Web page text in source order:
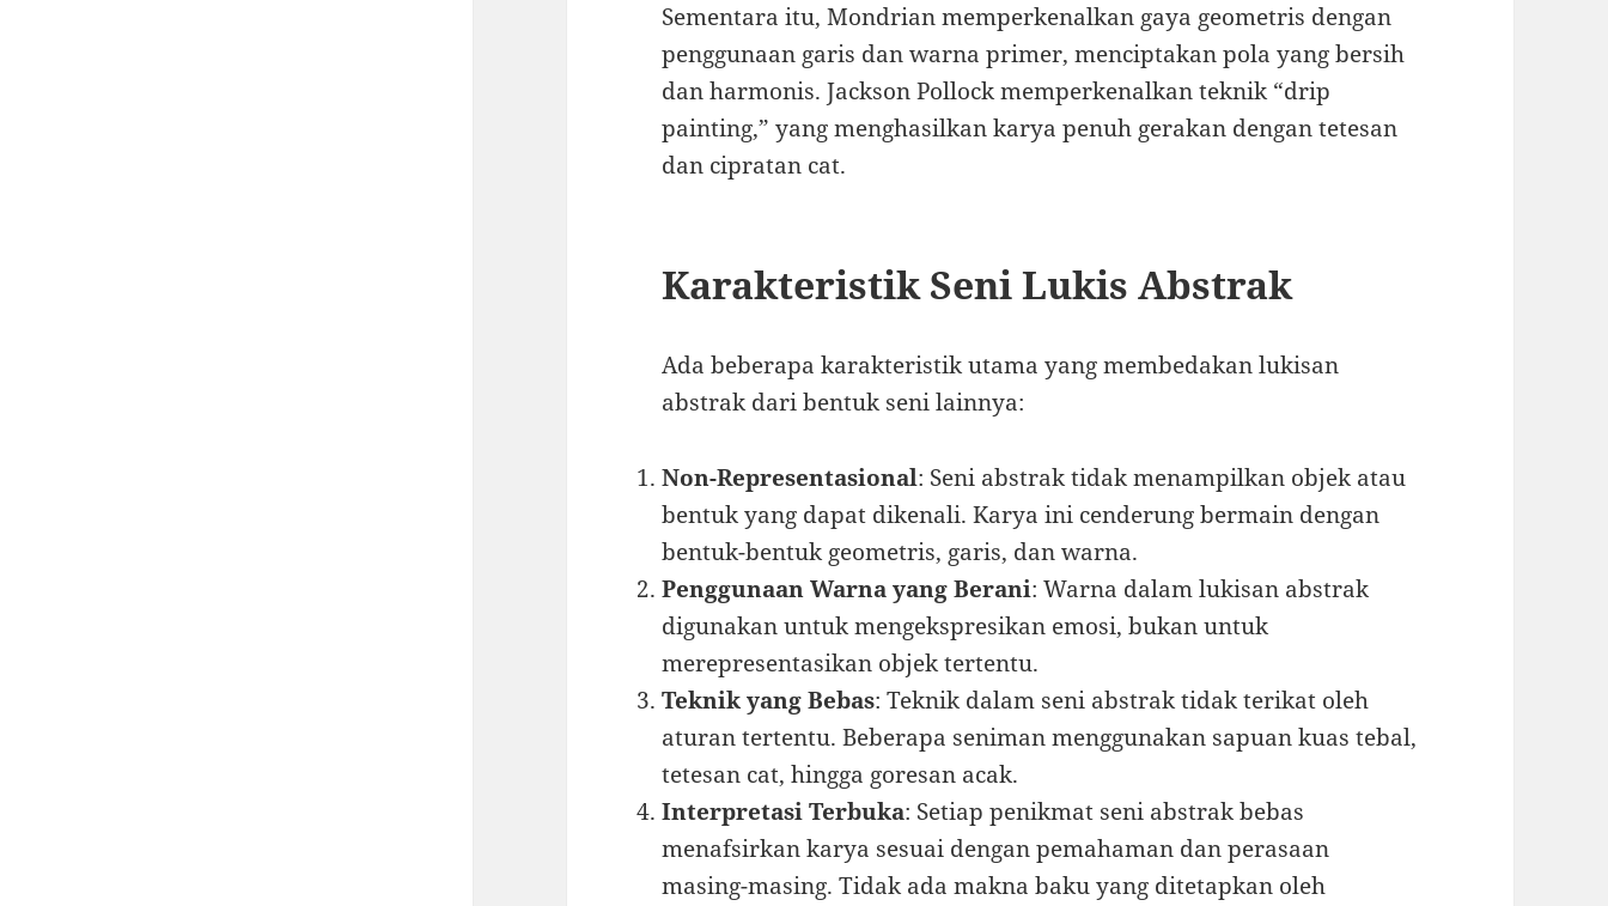
Sementara itu, Mondrian memperkenalkan gaya geometris dengan
penggunaan garis dan warna primer, menciptakan pola yang bersih
dan harmonis. Jackson Pollock memperkenalkan teknik “drip
painting,” yang menghasilkan karya penuh gerakan dengan tetesan
dan cipratan cat.
Karakteristik Seni Lukis Abstrak
Ada beberapa karakteristik utama yang membedakan lukisan
abstrak dari bentuk seni lainnya:
Non-Representasional: Seni abstrak tidak menampilkan objek atau
bentuk yang dapat dikenali. Karya ini cenderung bermain dengan
bentuk-bentuk geometris, garis, dan warna.
Penggunaan Warna yang Berani: Warna dalam lukisan abstrak
digunakan untuk mengekspresikan emosi, bukan untuk
merepresentasikan objek tertentu.
Teknik yang Bebas: Teknik dalam seni abstrak tidak terikat oleh
aturan tertentu. Beberapa seniman menggunakan sapuan kuas tebal,
tetesan cat, hingga goresan acak.
Interpretasi Terbuka: Setiap penikmat seni abstrak bebas
menafsirkan karya sesuai dengan pemahaman dan perasaan
masing-masing. Tidak ada makna baku yang ditetapkan oleh